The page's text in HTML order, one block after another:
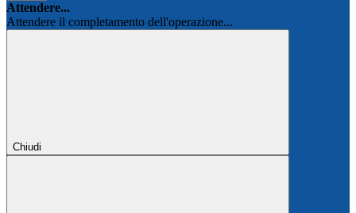
Attendere...
Attendere il completamento dell'operazione...
Chiudi